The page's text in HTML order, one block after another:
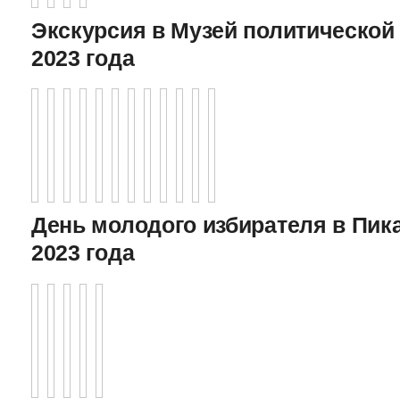
Экскурсия в Музей
2023 года
День молодого избирателя в
2023 года